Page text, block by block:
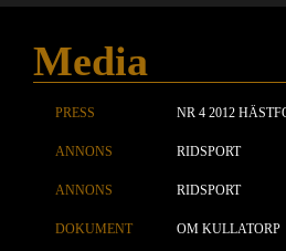
Media
PRESS NR 4 2012
ANNONS RIDSPORT
ANNONS RIDSPORT
DOKUMENT OM KULLATORP